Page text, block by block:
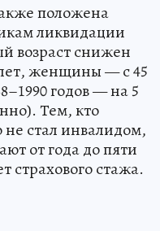
положена
ликвидации
возраст снижен
женщины — с 45
годов — на 5
Тем, кто
стал инвалидом,
от года до пяти
страхового стажа.